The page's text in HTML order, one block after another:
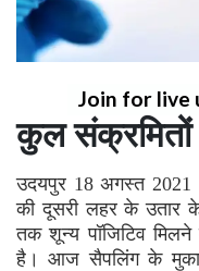
Join for live
कुल संक्रमितों
उदयपुर 18 अगस्त 2021
की दूसरी लहर के उतार
तक शून्य पॉजिटिव
है। आज सैपलिंग के